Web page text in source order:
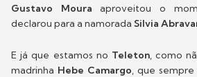
Gustavo Moura aproveitou o
declarou para a namorada Silvia
E já que estamos no Teleton, como
madrinha Hebe Camargo, que sempre